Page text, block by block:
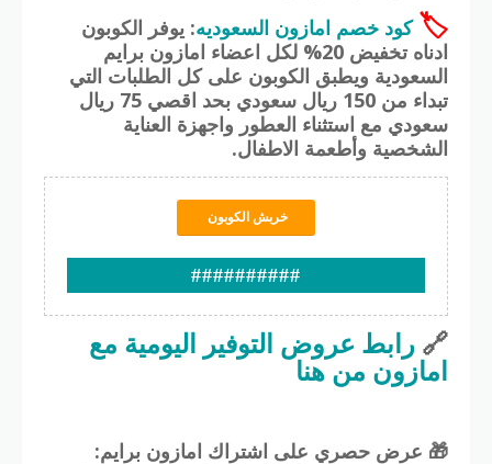
🏷 كود خصم امازون السعوديه: يوفر الكوبون
ادناه تخفيض 20% لكل اعضاء امازون برايم
السعودية ويطبق الكوبون على كل الطلبات التي
تبداء من 150 ريال سعودي بحد اقصي 75 ريال
سعودي مع استثناء العطور واجهزة العناية
الشخصية وأطعمة الاطفال.
خربش الكوبون
##########
🔗 رابط عروض التوفير اليومية مع
امازون من هنا
🎁 عرض حصري على اشتراك امازون برايم: